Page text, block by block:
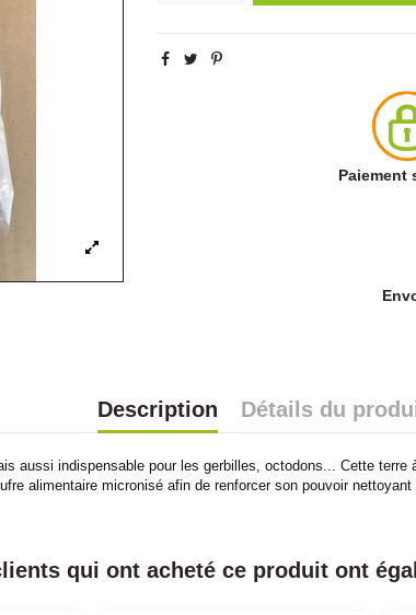
Paiement
Description Détails du
aussi indispensable pour les gerbilles, octodons... Cette
alimentaire micronisé afin de renforcer son pouvoir
qui ont acheté ce produit ont